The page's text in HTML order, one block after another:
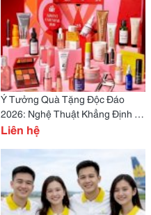
Ý Tưởng Quà Tặng Độc Đáo
2026: Nghệ Thuật Khẳng Định Vị
Thế Thương Hiệu
Liên hệ